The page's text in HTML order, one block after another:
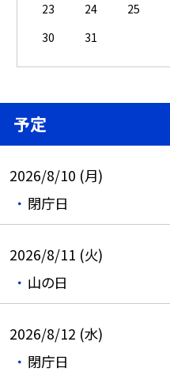
23
24 25
30
31
予定
2026/8/10 (月)
閉庁日
2026/8/11 (火)
山の日
2026/8/12 (水)
閉庁日